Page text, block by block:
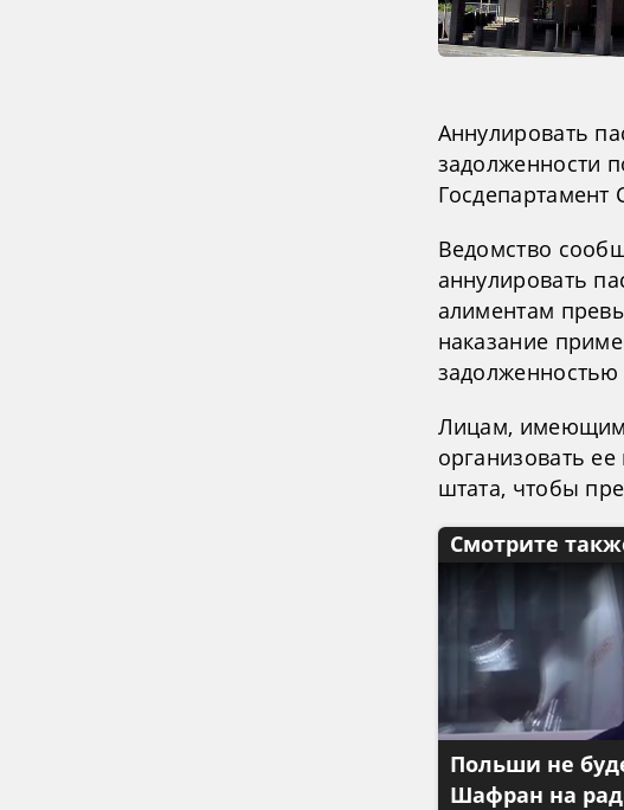
Аннулировать
задолженности
Ведомство
аннулировать
алиментам
наказание
задолженностью
Лицам, имеющим
организовать
штата, чтобы
Смотрите
Польши не
Шафран на